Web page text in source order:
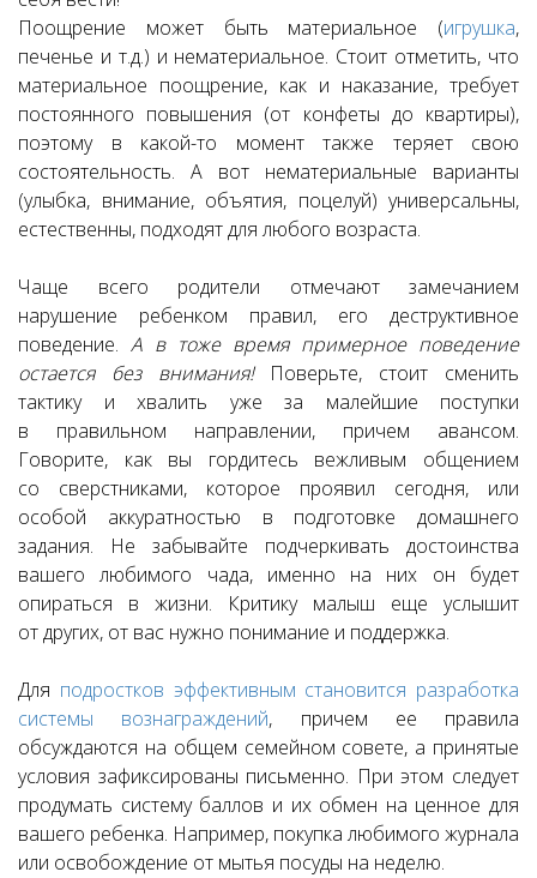
Поощрение может быть материальное (игрушка,
печенье и т.д.) и нематериальное. Стоит отметить, что
материальное поощрение, как и наказание, требует
постоянного повышения (от конфеты до квартиры),
поэтому в какой-то момент также теряет свою
состоятельность. А вот нематериальные варианты
(улыбка, внимание, объятия, поцелуй) универсальны,
естественны, подходят для любого возраста.
Чаще всего родители отмечают замечанием
нарушение ребенком правил, его деструктивное
поведение. А в тоже время примерное поведение
остается без внимания!Поверьте, стоит сменить
тактику и хвалить уже за малейшие поступки
в правильном направлении, причем авансом.
Говорите, как вы гордитесь вежливым общением
со сверстниками, которое проявил сегодня, или
особой аккуратностью в подготовке домашнего
задания. Не забывайте подчеркивать достоинства
вашего любимого чада, именно на них он будет
опираться в жизни. Критику малыш еще услышит
от других, от вас нужно понимание и поддержка.
Для подростков эффективным становится разработка
системы вознаграждений, причем ее правила
обсуждаются на общем семейном совете, а принятые
условия зафиксированы письменно. При этом следует
продумать систему баллов и их обмен на ценное для
вашего ребенка. Например, покупка любимого журнала
или освобождение от мытья посуды на неделю.